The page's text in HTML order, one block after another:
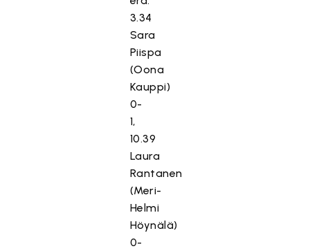
3.34
Sara
Piispa
(Oona
Kauppi)
0-
1,
10.39
Laura
Rantanen
(Meri-
Helmi
Höynälä)
0-